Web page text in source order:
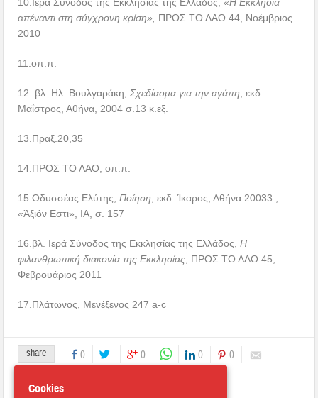
απέναντι στη σύγχρονη κρίση», ΠΡΟΣ ΤΟ ΛΑΟ 44, Νοέμβριος
2010
11.οπ.π.
12. βλ. Ηλ. Βουλγαράκη,Σχεδίασμα για την αγάπη , εκδ.
Μαΐστρος, Αθήνα, 2004 σ.13 κ.εξ.
13.Πραξ.20,35
14.ΠΡΟΣ ΤΟ ΛΑΟ, οπ.π.
15.Οδυσσέας Ελύτης,Ποίηση , εκδ. Ίκαρος, Αθήνα 20033 ,
«Άξιόν Εστι», ΙΑ, σ. 157
16.βλ. Ιερά Σύνοδος της Εκκλησίας της Ελλάδος,Η
φιλανθρωπική διακονία της Εκκλησίας , ΠΡΟΣ ΤΟ ΛΑΟ 45,
Φεβρουάριος 2011
17.Πλάτωνος, Μενέξενος 247 a-c
share 0 0 0 0
Cookies